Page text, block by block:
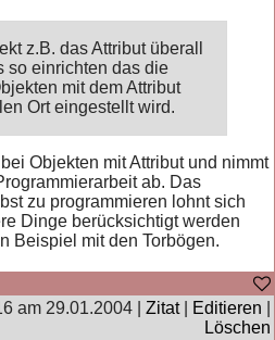
z.B. das Attribut überall
so einrichten das die
mit dem Attribut
Ort eingestellt wird.
Objekten mit Attribut und nimmt
ab. Das
zu programmieren lohnt sich
Dinge berücksichtigt werden
Beispiel mit den Torbögen.
am 29.01.2004 | Zitat| Editieren
Löschen